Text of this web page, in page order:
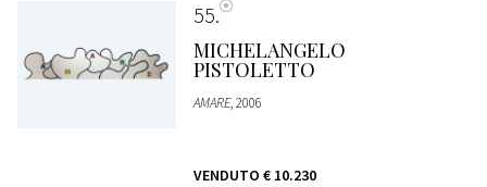
55
MICHELANGELO
PISTOLETTO
AMARE, 2006
VENDUTO € 10.230